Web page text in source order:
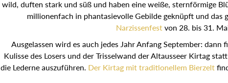
wild, duften stark und süß und haben eine weiße, sternförmige
millionenfach in phantasievolle Gebilde geknüpft und das
Narzissenfest von 28. bis 31.
Ausgelassen wird es auch jedes Jahr Anfang September: dann
Kulisse des Losers und der Trisselwand der Altausseer Kirtag
die Lederne auszuführen. Der Kirtag mit traditionellem Bierzelt